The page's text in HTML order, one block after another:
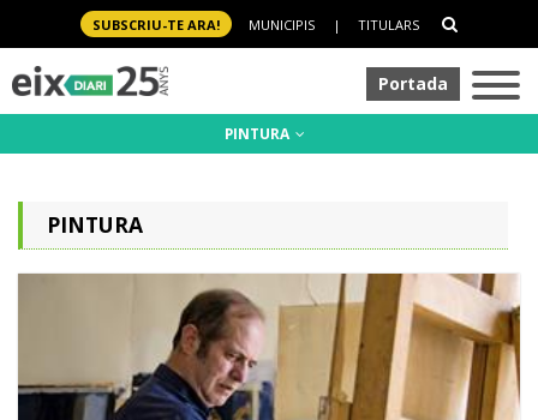
SUBSCRIU-TE ARA! MUNICIPIS | TITULARS
Portada
PINTURA
PINTURA